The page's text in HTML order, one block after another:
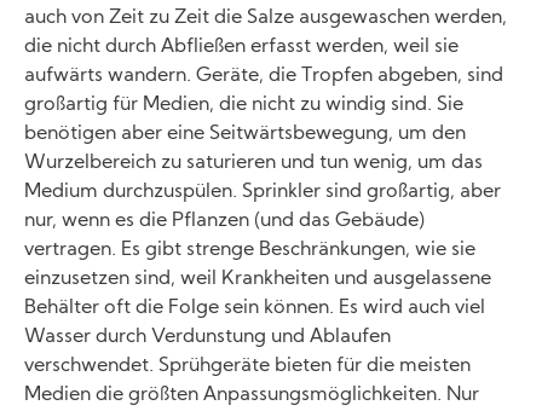
auch von Zeit zu Zeit die Salze ausgewaschen werden,
die nicht durch Abfließen erfasst werden, weil sie
aufwärts wandern. Geräte, die Tropfen abgeben, sind
großartig für Medien, die nicht zu windig sind. Sie
benötigen aber eine Seitwärtsbewegung, um den
Wurzelbereich zu saturieren und tun wenig, um das
Medium durchzuspülen. Sprinkler sind großartig, aber
nur, wenn es die Pflanzen (und das Gebäude)
vertragen. Es gibt strenge Beschränkungen, wie sie
einzusetzen sind, weil Krankheiten und ausgelassene
Behälter oft die Folge sein können. Es wird auch viel
Wasser durch Verdunstung und Ablaufen
verschwendet. Sprühgeräte bieten für die meisten
Medien die größten Anpassungsmöglichkeiten. Nur